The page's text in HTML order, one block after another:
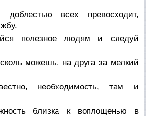
всех превосходит,
полезное людям и следуй
можешь, на друга за мелкий
необходимость, там и
близка к воплощенью в